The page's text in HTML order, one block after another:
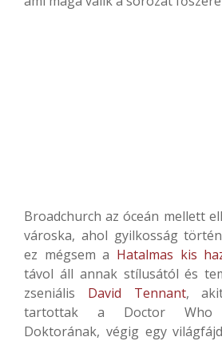
Broadchurch az óceán mellett
városka, ahol gyilkosság
ez mégsem a Hatalmas kis
távol áll annak stílusától és
zseniális David Tennant,
tartottak a Doctor Who
Doktorának, végig egy